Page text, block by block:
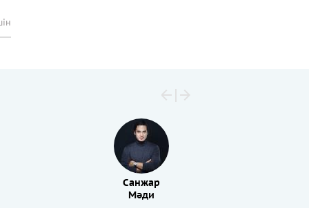
Санжар
Мәди